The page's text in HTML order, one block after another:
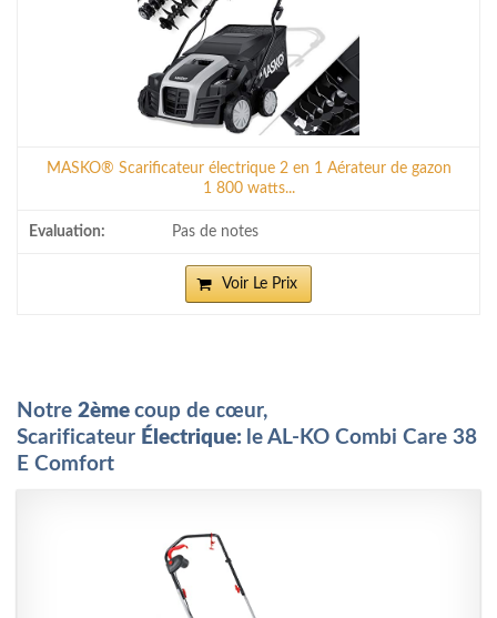
MASKO® Scarificateur électrique 2 en 1 Aérateur de gazon
1 800 watts...
Pas de notes
Voir Le Prix
Notre 2ème coup de cœur,
Scarificateur Électrique: le AL-KO Combi Care 38
E Comfort